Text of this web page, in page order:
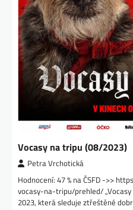
Vocasy na tripu (08/2023)
Petra Vrchotická
Hodnocení: 47 % na ČSFD ->>
vocasy-na-tripu/prehled/
2023, která sleduje ztřeštěné